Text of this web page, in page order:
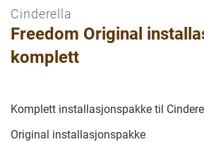
Gå
til
begynnelsen
av
Cinderella
Freedom Original
komplett
Komplett installasjonspakke til
Original installasjonspakke